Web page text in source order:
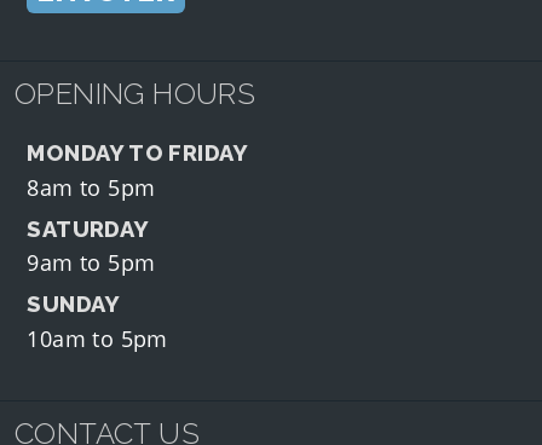
OPENING HOURS
MONDAY TO FRIDAY
8am to 5pm
SATURDAY
9am to 5pm
SUNDAY
10am to 5pm
CONTACT US